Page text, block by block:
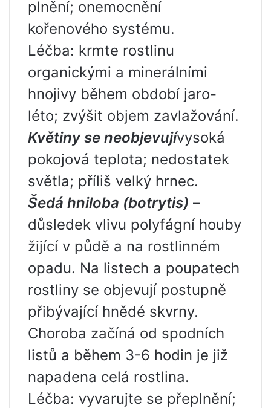
plnění; onemocnění
kořenového systému.
Léčba: krmte rostlinu
organickými a minerálními
hnojivy během období jaro-
léto; zvýšit objem zavlažování.
Květiny se neobjevujívysoká
pokojová teplota; nedostatek
světla; příliš velký hrnec.
Šedá hniloba (botrytis) –
důsledek vlivu polyfágní houby
žijící v půdě a na rostlinném
opadu. Na listech a poupatech
rostliny se objevují postupně
přibývající hnědé skvrny.
Choroba začíná od spodních
listů a během 3-6 hodin je již
napadena celá rostlina.
Léčba: vyvarujte se přeplnění;